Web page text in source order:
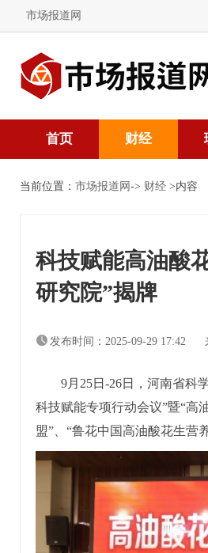
市场报道网
首页 财经
当前位置： 市场报道网 -> 财经 >内容
科技赋能高油酸
研究院”揭牌
发布时间：2025-09-29 17:42
9月25日-26日，河南省科
科技赋能专项行动会议”暨“高
盟”、“鲁花中国高油酸花生营